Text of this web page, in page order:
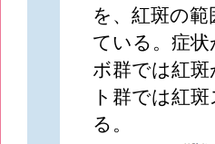
を、紅斑の
ている。症
ボ群では紅
ト群では紅
る。